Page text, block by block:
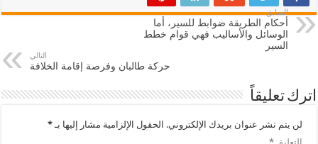
السابق
أحكام الطريقة ضوابط للسير، أما
الوسائل والأساليب فهي قوام خطط
السير
التالي
حركة طالبان وفرصة إقامة الخلافة
اترك تعليقاً
لن يتم نشر عنوان بريدك الإلكتروني. الحقول الإلزامية مشار إليها بـ*